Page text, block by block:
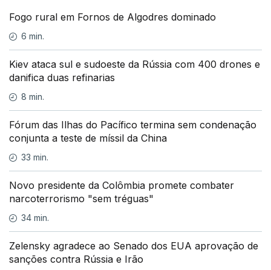
Fogo rural em Fornos de Algodres dominado
6 min.
Kiev ataca sul e sudoeste da Rússia com 400 drones e
danifica duas refinarias
8 min.
Fórum das Ilhas do Pacífico termina sem condenação
conjunta a teste de míssil da China
33 min.
Novo presidente da Colômbia promete combater
narcoterrorismo "sem tréguas"
34 min.
Zelensky agradece ao Senado dos EUA aprovação de
sanções contra Rússia e Irão